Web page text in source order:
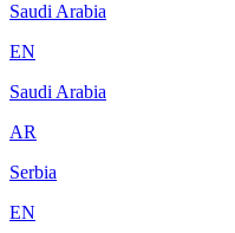
Saudi Arabia
EN
Saudi Arabia
AR
Serbia
EN